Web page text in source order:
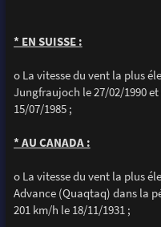
* EN SUISSE :
o La vitesse du vent la plus
Jungfraujoch le 27/02/1990
15/07/1985 ;
* AU CANADA :
o La vitesse du vent la plus
Advance (Quaqtaq) dans la
201 km/h le 18/11/1931 ;